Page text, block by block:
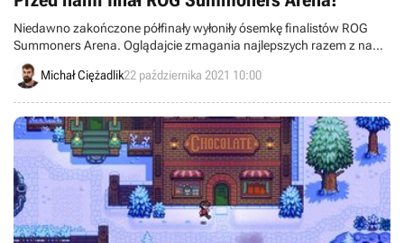
Niedawno zakończone półfinały wyłoniły ósemkę finalistów ROG
Summoners Arena. Oglądajcie zmagania najlepszych razem z nami
już 23 października!
Michał Ciężadlik22 października 2021 10:00